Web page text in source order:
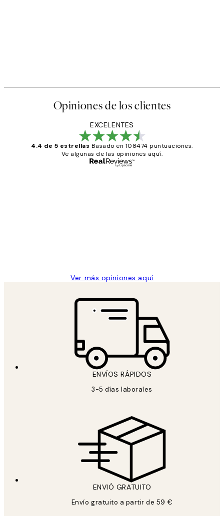
Opiniones de los clientes
EXCELENTES
4.4 de 5 estrellas Basado en 108474 puntuaciones.
Ve algunas de las opiniones aquí.
Ver más opiniones aquí
ENVÍOS RÁPIDOS
3-5 días laborales
ENVIÓ GRATUITO
Envío gratuito a partir de 59 €